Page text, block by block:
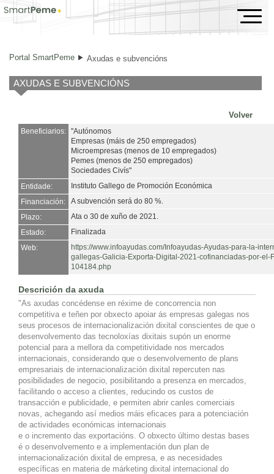
Axudas e subvencións
Portal SmartPeme Axudas e subvencións
AXUDAS E SUBVENCIÓNS
Volver
Beneficiarios: "Autónomos
Empresas (máis de 250 empregados)
Microempresas (menos de 10 empregados)
Pemes (menos de 250 empregados)
Sociedades Civís"
Entidade:
Instituto Gallego de Promoción Económica
Financiación:
A subvención será do 80 %.
Plazo:
Ata o 30 de xuño de 2021.
Estado:
Finalizada
Web:
https://www.infoayudas.com/Infoayudas-Ayudas-para-la-
gallegas-Galicia-Exporta-Digital-2021-cofinanciadas-por-
104184.php
Descrición da axuda
"As axudas concédense en réxime de concorrencia non
competitiva e teñen por obxecto apoiar ás empresas galegas nos
seus procesos de internacionalización dixital conscientes de que o
desenvolvemento das tecnoloxías dixitais supón un enorme
potencial para a mellora da competitividade nos mercados
internacionais, considerando que o desenvolvemento de plans
empresariais de internacionalización dixital repercuten nas
posibilidades de negocio, posibilitando a presenza en mercados,
facilitando o acceso a clientes, reducindo os custos de
transacción e publicidade, e permiten abrir canles comerciais
novas, achegando así medios máis eficaces para a potenciación
de actividades económicas internacionais
e o incremento das exportacións. O obxecto último destas bases
é o desenvolvemento e a implementación dun plan de
internacionalización dixital de empresa, e as necesidades
específicas en materia de márketing dixital internacional do